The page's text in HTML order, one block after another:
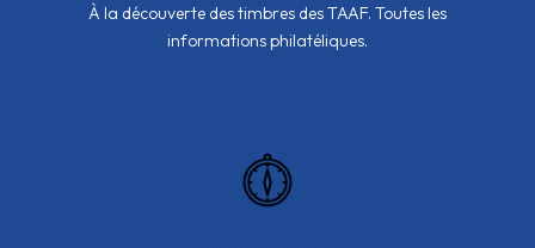
À la découverte des timbres des TAAF. Toutes les
informations philatéliques.